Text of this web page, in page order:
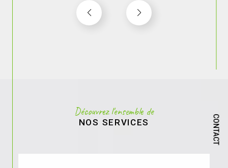
CONTACT
Découvrez l'ensemble de
NOS SERVICES